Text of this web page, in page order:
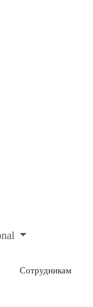
Сотрудникам